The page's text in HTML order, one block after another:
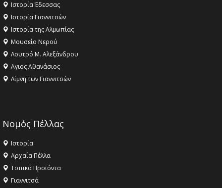
Ιστορία Έδεσσας
Ιστορία Γιαννιτσών
Ιστορία της Αλμωπίας
Μουσείο Νερού
Λουτρό Μ. Αλεξάνδρου
Αγιος Αθανάσιος
Λίμνη των Γιαννιτσών
Νομός Πέλλας
Ιστορία
Αρχαία Πέλλα
Τοπικά Προϊόντα
Γιαννιτσά